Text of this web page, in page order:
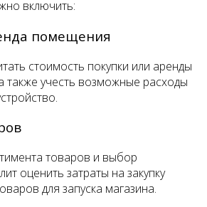
включить:
помещения
стоимость покупки или аренды
также учесть возможные расходы
товаров и выбор
оценить затраты на закупку
для запуска магазина.